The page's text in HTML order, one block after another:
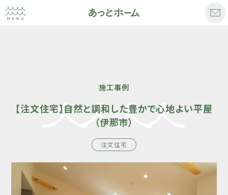
施工事例
【注文住宅】自然と調和した豊かで心地よい平屋
（伊那市）
注文住宅